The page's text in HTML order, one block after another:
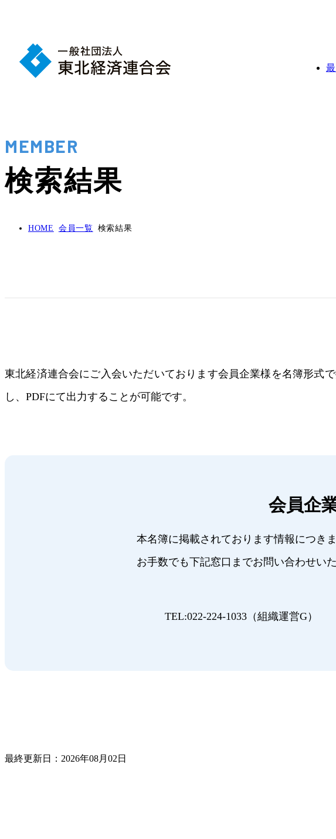
MEMBER
検索結果
HOME 会員一覧 検索結果
東北経済連合会にご入会いただいております会員企業様を名簿形式
し、PDFにて出力することが可能です。
会員企
本名簿に掲載されております情報につき
お手数でも下記窓口までお問い合わせい
TEL:022-224-1033（組織運営G）
最終更新日：2026年08月02日